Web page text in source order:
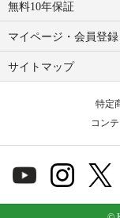
無料10年保証
マイページ・会員登録
サイトマップ
特定
コン